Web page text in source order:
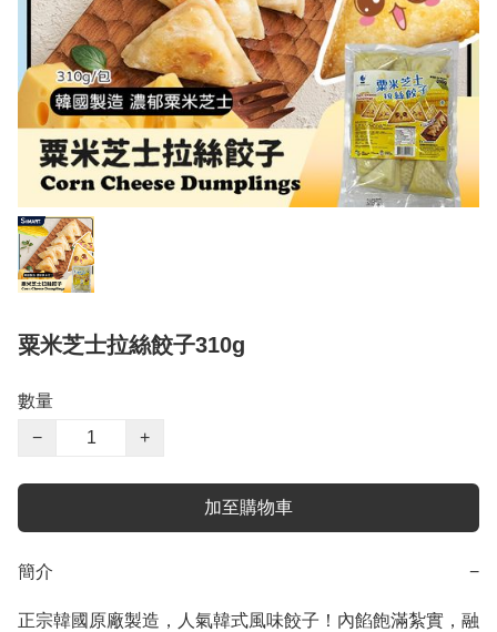
粟米芝士拉絲餃子310g
數量
−
+
加至購物車
簡介 −
正宗韓國原廠製造，人氣韓式風味餃子！內餡飽滿紮實，融